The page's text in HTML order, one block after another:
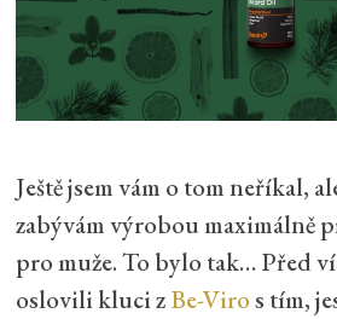
Ještě jsem vám o tom neříkal,
zabývám výrobou maximálně
pro muže. To bylo tak… Před
oslovili kluci zBe-Viros tím,